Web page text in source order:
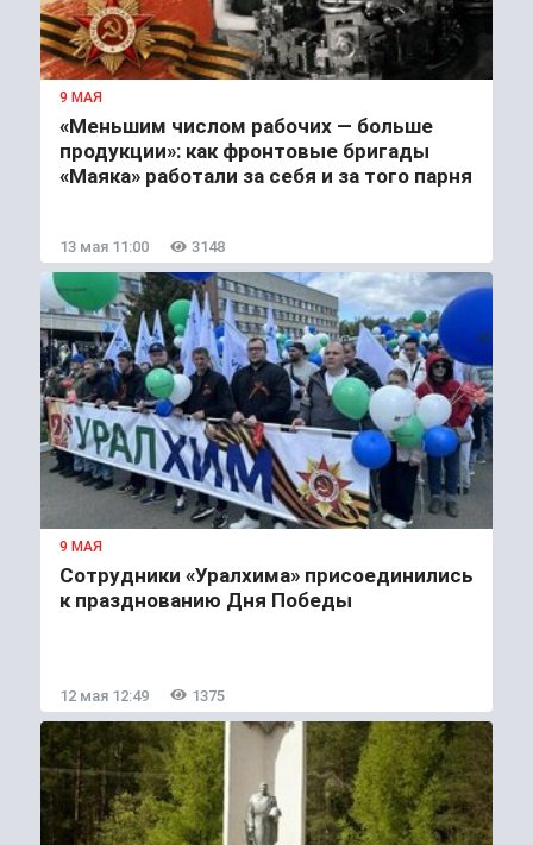
9 МАЯ
«Меньшим числом рабочих — больше
продукции»: как фронтовые бригады
«Маяка» работали за себя и за того парня
13 мая 11:00 3148
9 МАЯ
Сотрудники «Уралхима» присоединились
к празднованию Дня Победы
12 мая 12:49 1375